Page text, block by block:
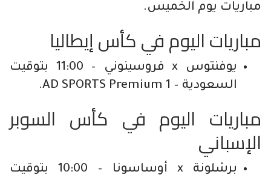
مباريات يوم الخميس.
مباريات اليوم في كأس إيطاليا
يوفنتوس x فروسينوني – 11:00 بتوقيت
السعودية – AD SPORTS Premium 1.
مباريات اليوم في كأس السوبر
الإسباني
برشلونة x أوساسونا – 10:00 بتوقيت